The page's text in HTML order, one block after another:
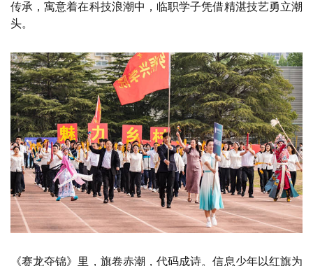
传承，寓意着在科技浪潮中，临职学子凭借精湛技艺勇立潮
头。
《赛龙夺锦》里，旗卷赤潮，代码成诗。信息少年以红旗为